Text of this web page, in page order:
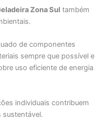
Zona Sul também
de componentes
sempre que possível e
uso eficiente de energia
individuais contribuem
sustentável.